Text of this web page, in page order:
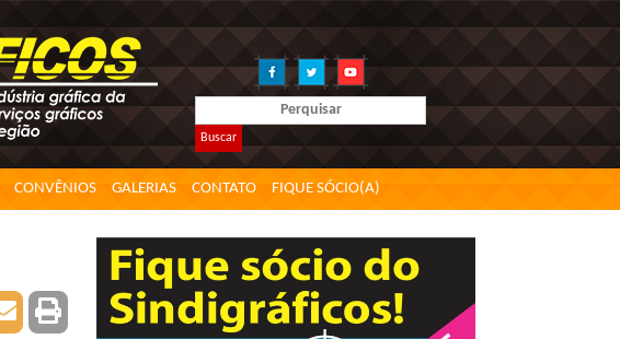
Buscar
CONVÊNIOS GALERIAS CONTATO FIQUE SÓCIO(A)